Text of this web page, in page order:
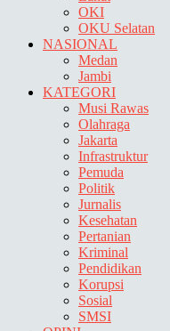
OKI
OKU Selatan
NASIONAL
Medan
Jambi
KATEGORI
Musi Rawas
Olahraga
Jakarta
Infrastruktur
Pemuda
Politik
Jurnalis
Kesehatan
Pertanian
Kriminal
Pendidikan
Korupsi
Sosial
SMSI